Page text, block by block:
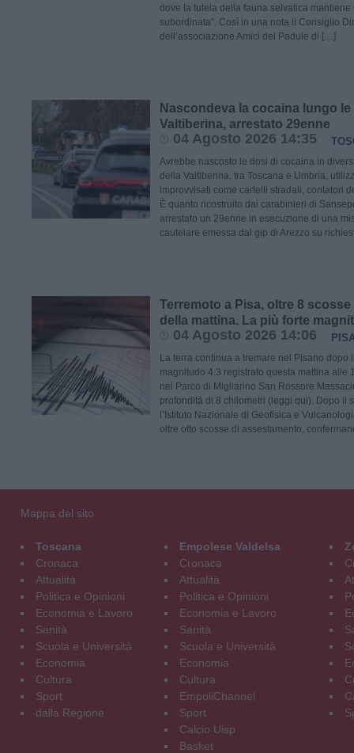
dove la tutela della fauna selvatica
subordinata”. Così in una nota il Consiglio
dell’associazione Amici del Padule di […]
Nascondeva la cocaina lungo
Valtiberina, arrestato 29enne
04 Agosto 2026 14:35
Avrebbe nascosto le dosi di cocaina in
della Valtiberina, tra Toscana e Umbria,
improvvisati come cartelli stradali, contatori
È quanto ricostruito dai carabinieri di
arrestato un 29enne in esecuzione di una
cautelare emessa dal gip di Arezzo su
Terremoto a Pisa, oltre 8
della mattina. La più forte
04 Agosto 2026 14:06
La terra continua a tremare nel Pisano dopo
magnitudo 4.3 registrato questa mattina alle
nel Parco di Migliarino San Rossore
profondità di 8 chilometri (leggi qui). Dopo il
l’Istituto Nazionale di Geofisica e
oltre otto scosse di assestamento,
Mappa del sito
Toscana
Cronaca
Attualità
Politica e Opinioni
Economia e Lavoro
Sanità
Scuola e Università
Economia
Cultura
Sport
dalla Regione
Empolese Valdelsa
Cronaca
Attualità
Politica e Opinioni
Economia e Lavoro
Sanità
Scuola e Università
Economia
Cultura
EmpoliChannel
Sport
Calcio Uisp
Basket